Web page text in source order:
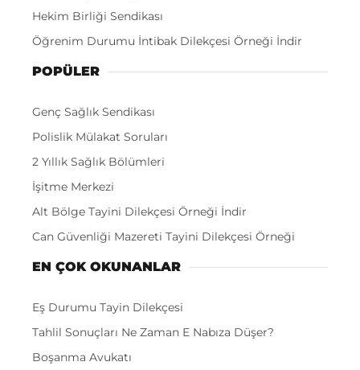
Hekim Birliği Sendikası
Öğrenim Durumu İntibak Dilekçesi Örneği İndir
POPÜLER
Genç Sağlık Sendikası
Polislik Mülakat Soruları
2 Yıllık Sağlık Bölümleri
İşitme Merkezi
Alt Bölge Tayini Dilekçesi Örneği İndir
Can Güvenliği Mazereti Tayini Dilekçesi Örneği
EN ÇOK OKUNANLAR
Eş Durumu Tayin Dilekçesi
Tahlil Sonuçları Ne Zaman E Nabıza Düşer?
Boşanma Avukatı